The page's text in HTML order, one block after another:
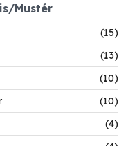
Mustér
(15)
(13)
(10)
(10)
(4)